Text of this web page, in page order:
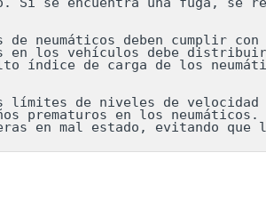
de neumáticos deben cumplir
en los vehículos debe
índice de carga de los
límites de niveles de velocidad
prematuros en los
en mal estado, evitando que